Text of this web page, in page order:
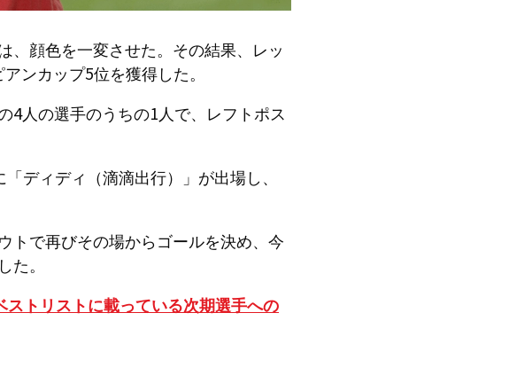
、顔色を一変させた。その結果、レッ
ンカップ5位を獲得した。
4人の選手のうちの1人で、レフトポス
ディディ（滴滴出行）」が出場し、
トで再びその場からゴールを決め、今
。
トリストに載っている次期選手への